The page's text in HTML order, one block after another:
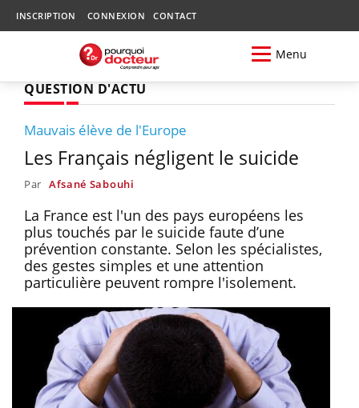
INSCRIPTION CONNEXION CONTACT
Menu
QUESTION D'ACTU
Mauvais élève de l'Europe
Les Français négligent le suicide
Par Afsané Sabouhi
La France est l'un des pays européens les
plus touchés par le suicide faute d’une
prévention constante. Selon les spécialistes,
des gestes simples et une attention
particulière peuvent rompre l'isolement.